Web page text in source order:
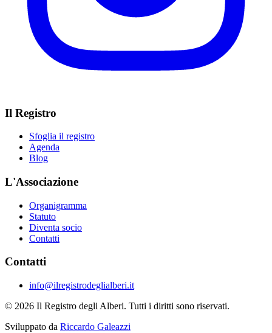
Il Registro
Sfoglia il registro
Agenda
Blog
L'Associazione
Organigramma
Statuto
Diventa socio
Contatti
Contatti
info@ilregistrodeglialberi.it
© 2026 Il Registro degli Alberi. Tutti i diritti sono riservati.
Sviluppato da Riccardo Galeazzi